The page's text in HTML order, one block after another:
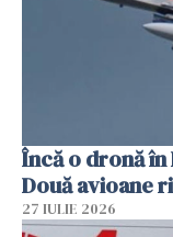
Încă o dronă în
Două avioane
27 IULIE 2026